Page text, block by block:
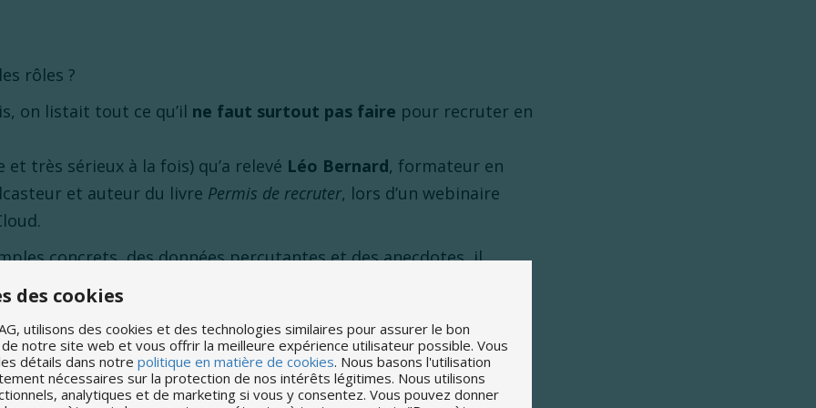
rôles ?
on listait tout ce qu’il ne faut surtout pas faire pour recruter en
et très sérieux à la fois) qu’a relevé Léo Bernard, formateur en
et auteur du livre Permis de recruter, lors d’un webinaire
concrets, des données percutantes et des anecdotes, il
encore trop fréquentes dans les processus de recrutement. Le
à
: ce n’est pas du confort, c’est du business
Media, qui a perdu plus de 5 millions de dollars en abonnements
des cookies
utilisons des cookies et des technologies similaires pour assurer le bon
notre site web et vous offrir la meilleure expérience utilisateur possible. Vous
détails dans notre politique en matière de cookies. Nous basons l'utilisation
nécessaires sur la protection de nos intérêts légitimes. Nous utilisons
analytiques et de marketing si vous y consentez. Vous pouvez donner